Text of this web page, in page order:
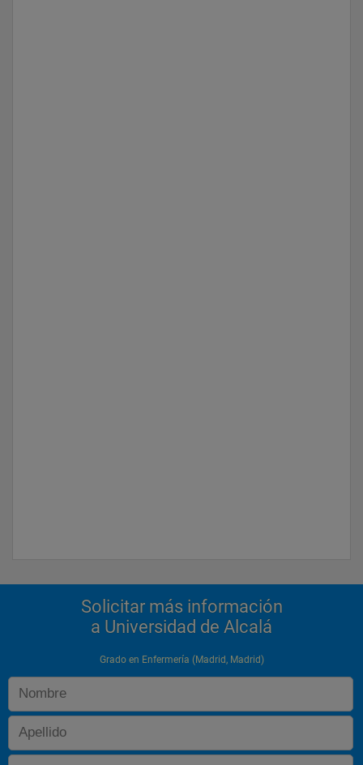
Solicitar más información
a Universidad de Alcalá
Grado en Enfermería (Madrid, Madrid)